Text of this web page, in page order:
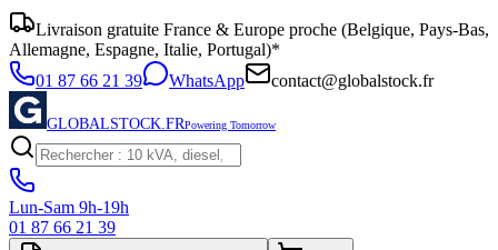
Livraison gratuite France & Europe proche (Belgique, Pays-Bas,
Allemagne, Espagne, Italie, Portugal)*
01 87 66 21 39
WhatsApp contact@globalstock.fr
GLOBALSTOCK.FRPowering Tomorrow
Lun-Sam 9h-19h
01 87 66 21 39